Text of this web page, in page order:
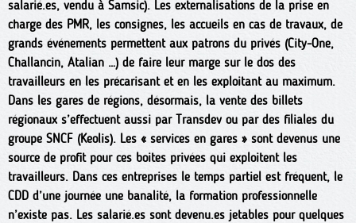
salarié.es, vendu à Samsic). Les externalisations de la prise en
charge des PMR, les consignes, les accueils en cas de travaux, de
grands événements permettent aux patrons du privés (City-One,
Challancin, Atalian …) de faire leur marge sur le dos des
travailleurs en les précarisant et en les exploitant au maximum.
Dans les gares de régions, désormais, la vente des billets
régionaux s’effectuent aussi par Transdev ou par des filiales du
groupe SNCF (Keolis). Les « services en gares » sont devenus une
source de profit pour ces boites privées qui exploitent les
travailleurs. Dans ces entreprises le temps partiel est fréquent, le
CDD d’une journée une banalité, la formation professionnelle
n’existe pas. Les salarié.es sont devenu.es jetables pour quelques